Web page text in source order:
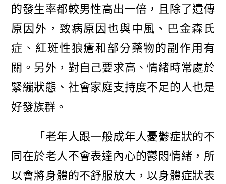
的發生率都較男性高出一倍，且除了遺傳
原因外，致病原因也與中風、巴金森氏
症、紅斑性狼瘡和部分藥物的副作用有
關。另外，對自己要求高、情緒時常處於
緊繃狀態、社會家庭支持度不足的人也是
好發族群。
「老年人跟一般成年人憂鬱症狀的不
同在於老人不會表達內心的鬱悶情緒，所
以會將身體的不舒服放大，以身體症狀表